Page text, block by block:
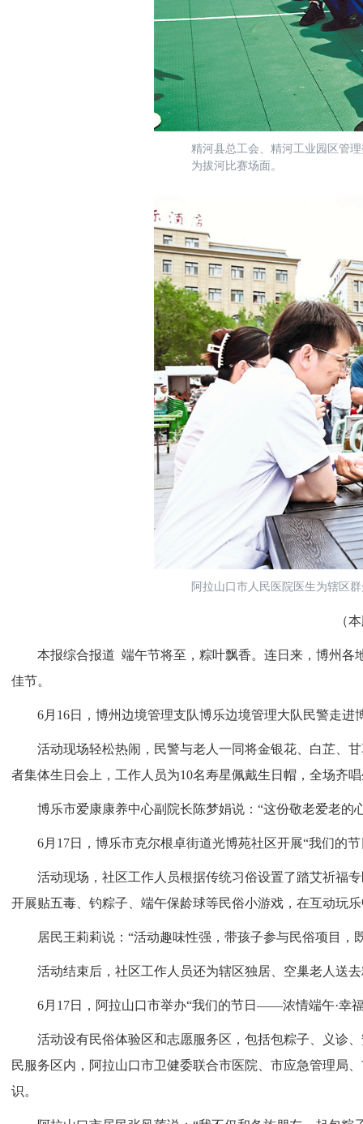
精河县总工会、精河工业园区管
为拔河比赛场面。
阿拉山口市人民医院医生为辖区
（
本报综合报道 端午节将至，粽叶飘香。连日来，博州各
佳节。
6月16日，博州边境管理支队博乐边境管理大队民警走进
活动现场轻松热闹，民警与老人一同将金银花、白芷、甘
者集体生日会上，工作人员为10名寿星佩戴生日帽，全场齐
博乐市爱康康养中心副院长陈梦娟说：“这份敬老爱老的
6月17日，博乐市克尔根卓街道光博苑社区开展“我们的节
活动现场，社区工作人员根据传统习俗设置了踏艾祈福专
开展贴五毒、钓粽子、端午保龄球等民俗小游戏，在互动玩
居民王莉莉说：“活动趣味性强，带孩子参与民俗项目，
活动结束后，社区工作人员还为辖区独居、空巢老人送去
6月17日，阿拉山口市举办“我们的节日——浓情端午·幸福
活动设有民俗体验区和志愿服务区，包括包粽子、义诊、
民服务区内，阿拉山口市卫健委联合市医院、市应急管理局
识。